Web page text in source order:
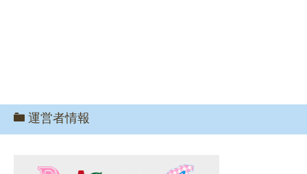
運営者情報